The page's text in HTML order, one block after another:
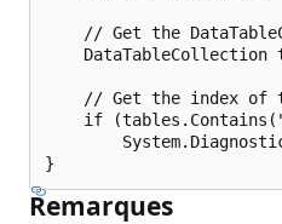
// Get the
DataTableCollection
// Get the index of
if
Remarques